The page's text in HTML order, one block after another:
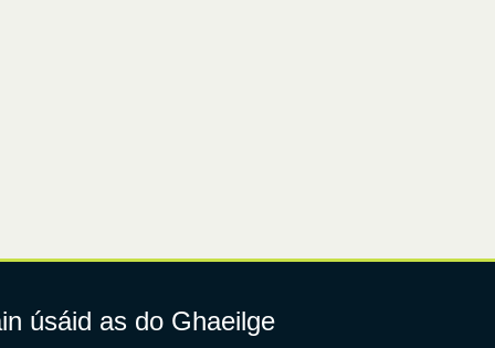
úsáid as do Ghaeilge